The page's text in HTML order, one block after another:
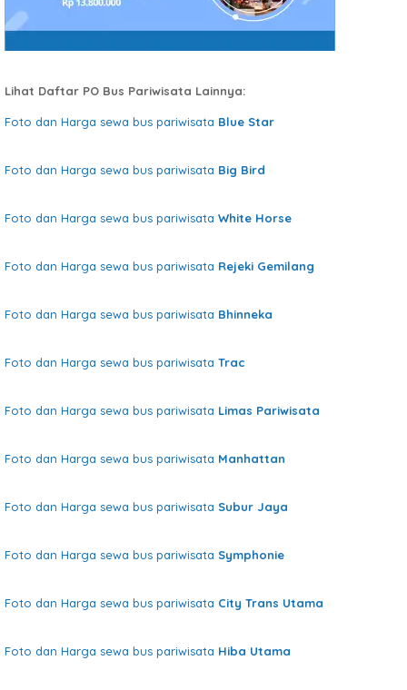
Lihat Daftar PO Bus Pariwisata Lainnya:
Foto dan Harga sewa bus pariwisata Blue Star
Foto dan Harga sewa bus pariwisata Big Bird
Foto dan Harga sewa bus pariwisata White Horse
Foto dan Harga sewa bus pariwisata Rejeki Gemilang
Foto dan Harga sewa bus pariwisata Bhinneka
Foto dan Harga sewa bus pariwisata Trac
Foto dan Harga sewa bus pariwisata Limas Pariwisata
Foto dan Harga sewa bus pariwisata Manhattan
Foto dan Harga sewa bus pariwisata Subur Jaya
Foto dan Harga sewa bus pariwisata Symphonie
Foto dan Harga sewa bus pariwisata City Trans Utama
Foto dan Harga sewa bus pariwisata Hiba Utama